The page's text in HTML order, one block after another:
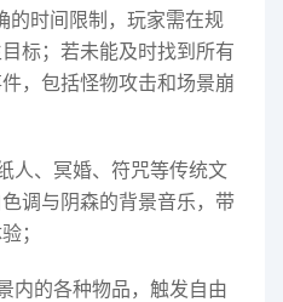
的时间限制，玩家需在规
标；若未能及时找到所有
，包括怪物攻击和场景崩
人、冥婚、符咒等传统文
调与阴森的背景音乐，带
；
内的各种物品，触发自由